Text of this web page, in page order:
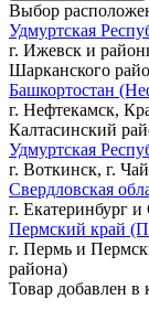
Выбор
Удмуртская
г. Ижевск и
Шарканского
Башкортостан
г. Нефтекамск,
Калтасинский
Удмуртская
г. Воткинск, г.
Свердловская
г. Екатеринбург и
Пермский край
г. Пермь и
района)
Товар добавлен в